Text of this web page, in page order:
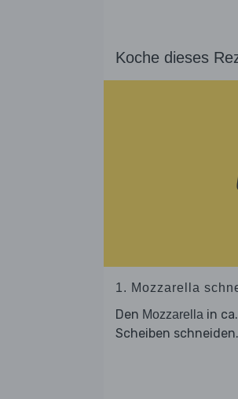
Koche dieses
1. Mozzarella
Den Mozzarella in
Scheiben schneiden.